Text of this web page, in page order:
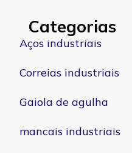
Categorias
Aços industriais
Correias industriais
Gaiola de agulha
mancais industriais